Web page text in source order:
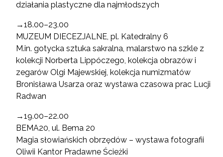
działania plastyczne dla najmłodszych
→18.00–23.00
MUZEUM DIECEZJALNE, pl. Katedralny 6
M.in. gotycka sztuka sakralna, malarstwo na szkle z
kolekcji Norberta Lippóczego, kolekcja obrazów i
zegarów Olgi Majewskiej, kolekcja numizmatów
Bronisława Usarza oraz wystawa czasowa prac Lucji
Radwan
→19.00–22.00
BEMA20, ul. Bema 20
Magia słowiańskich obrzędów – wystawa fotografii
Oliwii Kantor Pradawne Ścieżki